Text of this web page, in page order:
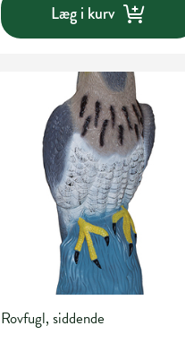
Læg i kurv
Rovfugl, siddende